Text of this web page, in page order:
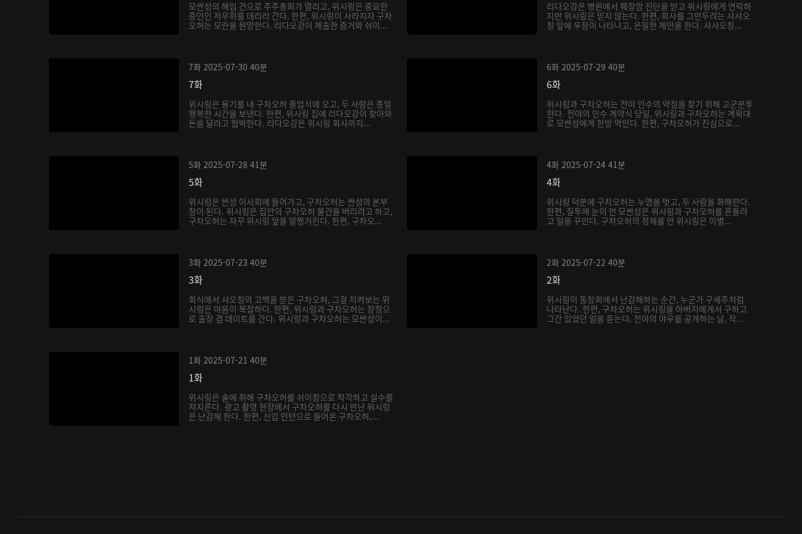
모싼성의 해임 건으로 주주총회가 열리고, 위시링은 중요한
증인인 저우쥐를 데리러 간다. 한편, 위시링이 사라지자 구차
오허는 모란을 원망한다. 리다오강이 제출한 증거와 쉬이...
리다오강은 병원에서 췌장암 진단을 받고 위시링에게 연락하
지만 위시링은 믿지 않는다. 한편, 회사를 그만두려는 샤샤오
칭 앞에 우장이 나타나고, 은밀한 제안을 한다. 샤샤오칭...
7화 2025-07-30 40분
7화
위시링은 용기를 내 구차오허 졸업식에 오고, 두 사람은 종일
행복한 시간을 보낸다. 한편, 위시링 집에 리다오강이 찾아와
돈을 달라고 협박한다. 리다오강은 위시링 회사까지...
6화 2025-07-29 40분
6화
위시링과 구차오허는 전야 인수의 약점을 찾기 위해 고군분투
한다. 전야의 인수 계약식 당일, 위시링과 구차오허는 계획대
로 모싼성에게 한방 먹인다. 한편, 구차오허가 진심으로...
5화 2025-07-28 41분
5화
위시링은 싼성 이사회에 들어가고, 구차오허는 싼성의 본부
장이 된다. 위시링은 집안의 구차오허 물건을 버리려고 하고,
구차오허는 자꾸 위시링 앞을 알짱거린다. 한편, 구차오...
4화 2025-07-24 41분
4화
위시링 덕분에 구차오허는 누명을 벗고, 두 사람을 화해한다.
한편, 질투에 눈이 먼 모싼성은 위시링과 구차오허를 흔들려
고 일을 꾸민다. 구차오허의 정체를 안 위시링은 이별...
3화 2025-07-23 40분
3화
회식에서 샤오칭의 고백을 받은 구차오허, 그걸 지켜보는 위
시링은 마음이 복잡하다. 한편, 위시링과 구차오허는 장칭으
로 출장 겸 데이트를 간다. 위시링과 구차오허는 모싼성이...
2화 2025-07-22 40분
2화
위시링이 동창회에서 난감해하는 순간, 누군가 구세주처럼
나타난다. 한편, 구차오허는 위시링을 아버지에게서 구하고
그간 있었던 일을 듣는다. 전야의 야우를 공개하는 날, 작...
1화 2025-07-21 40분
1화
위시링은 술에 취해 구차오허를 쉬이칭으로 착각하고 실수를
저지른다. 광고 촬영 현장에서 구차오허를 다시 만난 위시링
은 난감해 한다. 한편, 신입 인턴으로 들어온 구차오허,...